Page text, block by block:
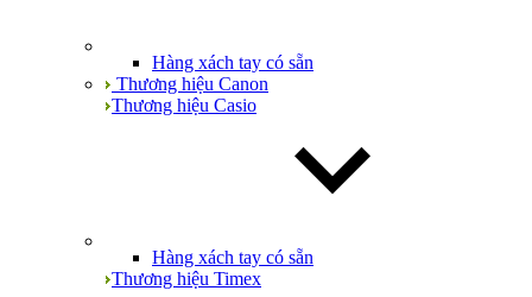
Hàng xách tay có sẵn
Thương hiệu Canon
Thương hiệu Casio
Hàng xách tay có sẵn
Thương hiệu Timex